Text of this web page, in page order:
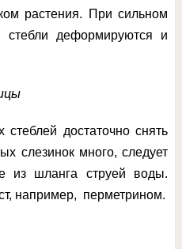
растения. При сильном
стебли деформируются и
достаточно снять
слезинок много, следует
из шланга струей воды.
например, перметрином.